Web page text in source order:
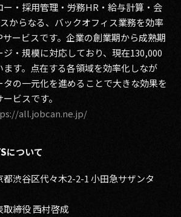
・採用管理・労務HR・給与計算・会
からなる、バックオフィス業務を効率
ービスです。企業の創業期から成熟期
ジ・規模に対応しており、現在130,000
す。点在する各領域を効率化しなが
タの一元化を進めることで大きな効果を
ビスです。
all.jobcan.ne.jp/
について
渋谷区代々木2-2-1 小田急サザンタ
締役 西村啓成